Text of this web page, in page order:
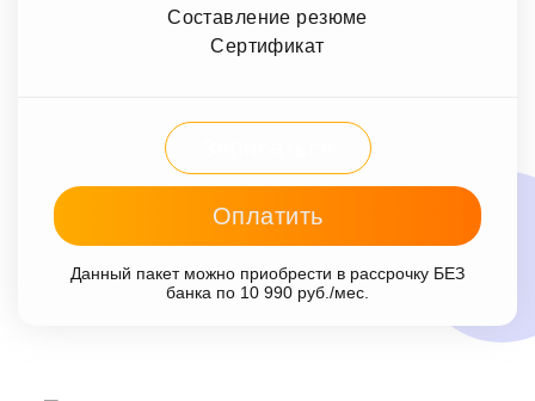
Составление резюме
Сертификат
Оплатить
Данный пакет можно приобрести в рассрочку БЕЗ
банка по 10 990 руб./мес.